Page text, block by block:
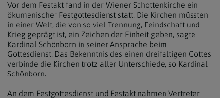
Vor dem Festakt fand in der Wiener Schottenkirche ein
ökumenischer Festgottesdienst statt. Die Kirchen müssten
in einer Welt, die von so viel Trennung, Feindschaft und
Krieg geprägt ist, ein Zeichen der Einheit geben, sagte
Kardinal Schönborn in seiner Ansprache beim
Gottesdienst. Das Bekenntnis des einen dreifaltigen Gottes
verbinde die Kirchen trotz aller Unterschiede, so Kardinal
Schönborn.
An dem Festgottesdienst und Festakt nahmen Vertreter